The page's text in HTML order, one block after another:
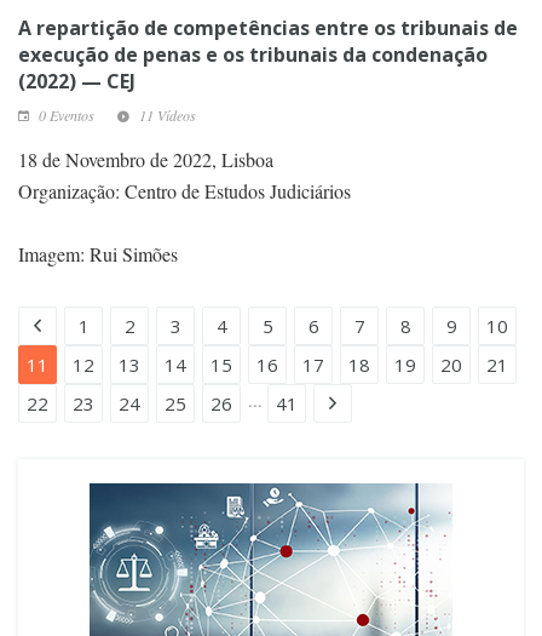
A repartição de competências entre os tribunais de
execução de penas e os tribunais da condenação
(2022) — CEJ
0 Eventos 11 Vídeos
18 de Novembro de 2022, Lisboa
Organização: Centro de Estudos Judiciários
Imagem: Rui Simões
1 2 3 4 5 6 7 8 9
10
11
12 13 14 15 16 17 18 19 20
21
22
23 24 25 26 ... 41